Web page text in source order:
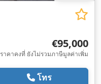
€95,000
ราคาคงที่ ยังไม่รวมภาษีมูลค่าเพิ่ม
โทร